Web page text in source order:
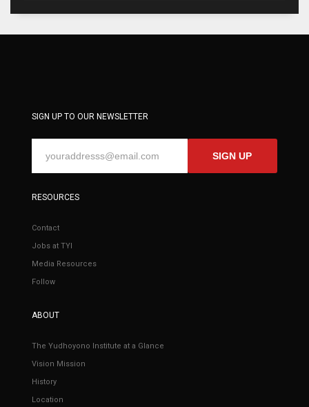
SIGN UP TO OUR NEWSLETTER
SIGN UP
RESOURCES
Contact
Jobs at TYI
Media Resources
Follow
ABOUT
The Yudhoyono Institute at a Glance
Vision Mission
History
Location